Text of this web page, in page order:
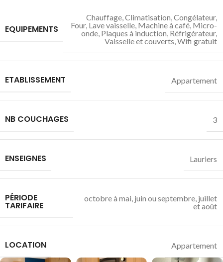
EQUIPEMENTS
Chauffage,Climatisation,Congélateur,
Four, Lave vaisselle, Machine à café, Micro-
onde, Plaques à induction, Réfrigérateur,
Vaisselle et couverts,Wifi gratuit
ETABLISSEMENT Appartement
NB COUCHAGES 3
ENSEIGNES Lauriers
PÉRIODE
TARIFAIRE
octobre à mai, juin ou septembre, juillet
et août
LOCATION Appartement